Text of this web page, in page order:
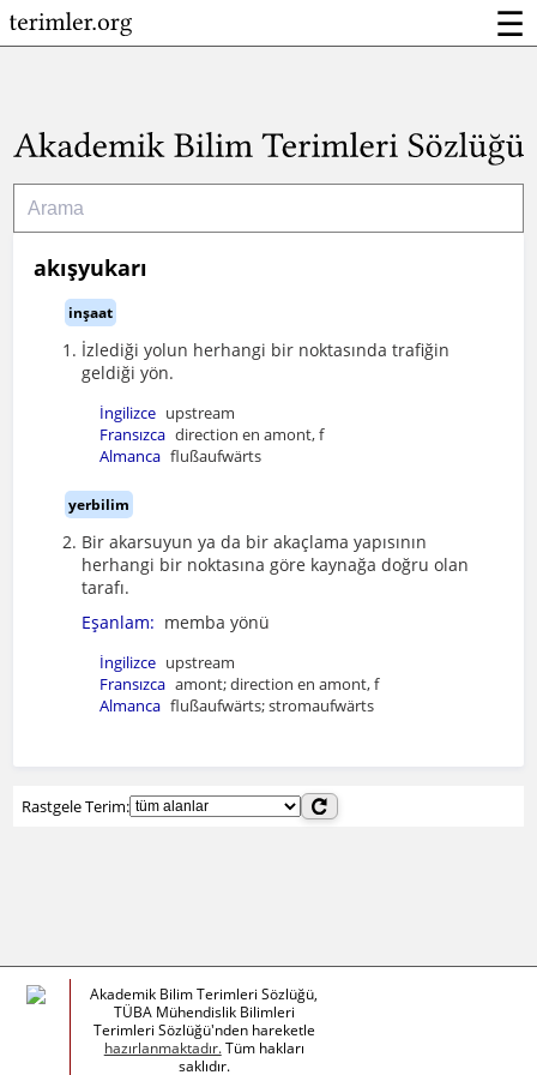
☰
akışyukarı
inşaat
İzlediği yolun herhangi bir noktasında trafiğin
geldiği yön.
İngilizce upstream
Fransızca direction en amont, f
Almanca flußaufwärts
yerbilim
Bir akarsuyun ya da bir akaçlama yapısının
herhangi bir noktasına göre kaynağa doğru olan
tarafı.
Eşanlam: memba yönü
İngilizce upstream
Fransızca amont; direction en amont, f
Almanca flußaufwärts; stromaufwärts
Rastgele Terim:
Akademik Bilim Terimleri Sözlüğü,
TÜBA Mühendislik Bilimleri
Terimleri Sözlüğü'nden hareketle
hazırlanmaktadır.Tüm hakları
saklıdır.